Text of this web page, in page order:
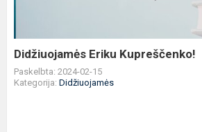
Didžiuojamės Eriku Kupreščenko!
Paskelbta: 2024-02-15
Kategorija: Didžiuojamės